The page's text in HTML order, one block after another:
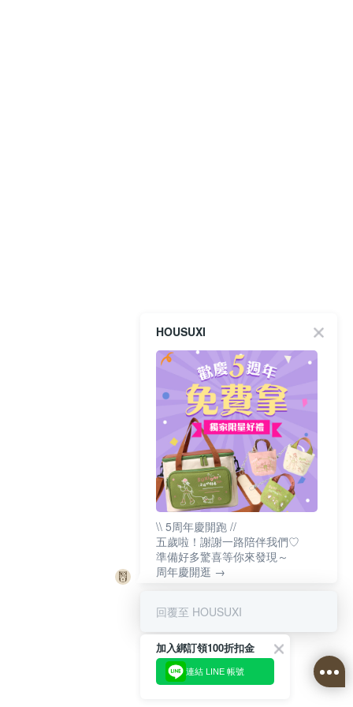
HOUSUXI
\\ 5周年慶開跑 //
五歲啦！謝謝一路陪伴我們♡
準備好多驚喜等你來發現～
周年慶開逛 →
回覆至 HOUSUXI
加入綁訂領100折扣金
連結 LINE 帳號